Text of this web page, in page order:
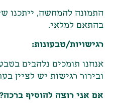
התמונה להמחשה, ייתכנו
בהתאם למלאי.
רגישויות/טבעונות:
אנחנו תומכים נלהבים
ובירור רגישות יש לציין
אם אני רוצה להוסיף